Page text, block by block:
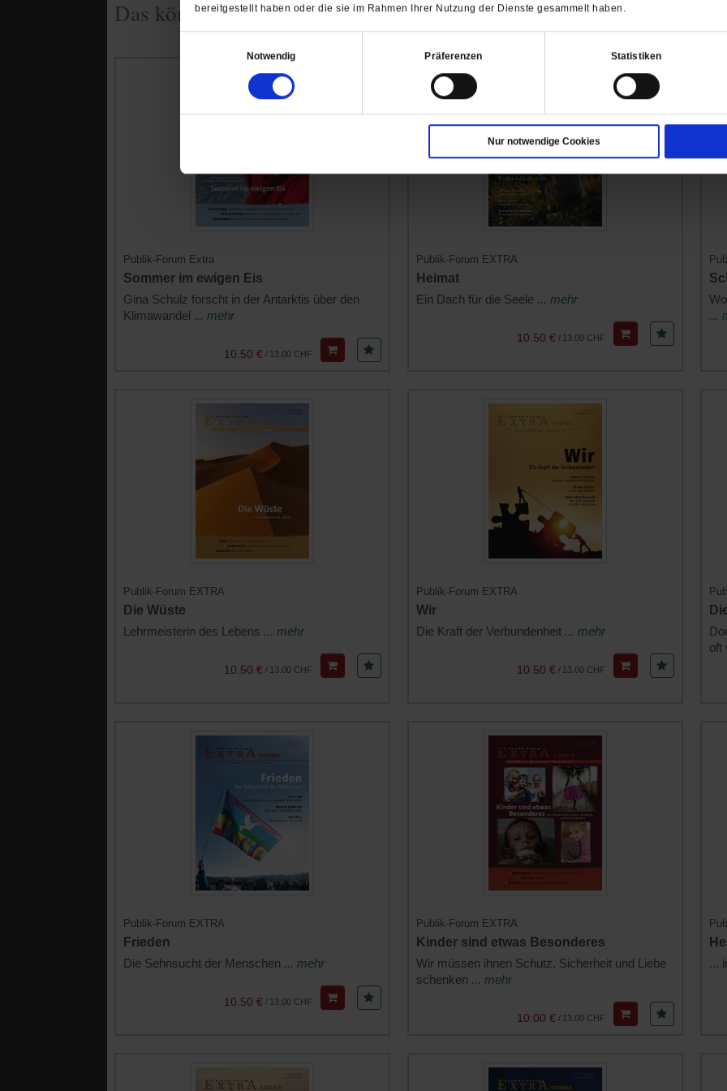
bereitgestellt haben oder die sie im Rahmen Ihrer Nutzung der Dienste gesammelt haben.
Notwendig
Präferenzen Statistiken
Nur notwendige Cookies
Tab)Tab)
Das könnte Sie auch interessieren
Publik-Forum Extra
Sommer im ewigen Eis
Gina Schulz forscht in der Antarktis über den
Klimawandel ... mehr
13.00 CHF
/
10.50 €
Publik-Forum EXTRA
Heimat
Ein Dach für die Seele ... mehr
13.00 CHF
/
10.50 €
...
Publik-Forum EXTRA
Die Wüste
Lehrmeisterin des Lebens ... mehr
13.00 CHF
/
10.50 €
Publik-Forum EXTRA
Wir
Die Kraft der Verbundenheit ... mehr
13.00 CHF
/
10.50 €
oft
Publik-Forum EXTRA
Frieden
Die Sehnsucht der Menschen ... mehr
13.00 CHF
/
10.50 €
Publik-Forum EXTRA
Kinder sind etwas Besonderes
Wir müssen ihnen Schutz, Sicherheit und Liebe
schenken ... mehr
13.00 CHF
/
10.00 €
...